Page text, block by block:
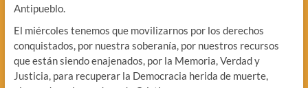
Antipueblo.
El miércoles tenemos que movilizarnos por los derechos
conquistados, por nuestra soberanía, por nuestros recursos
que están siendo enajenados, por la Memoria, Verdad y
Justicia, para recuperar la Democracia herida de muerte,